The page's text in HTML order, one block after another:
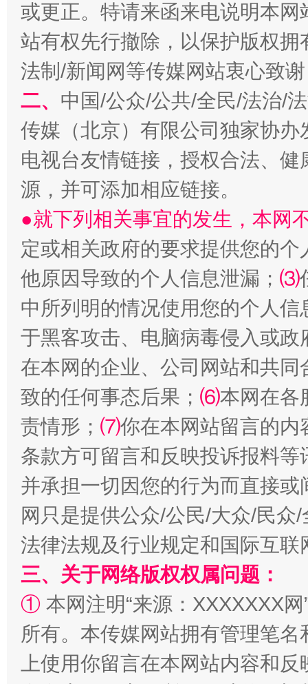
揭开“小金库”的免责幌子
受贿1.44亿！段成刚被判无期 从幼
全民健身五年计划来了！等你上场
阿坝州三大球赛在茂县开幕 规模
或更正。特请来函来电说明本
站有权先行撤除，以保护版权
法制/新闻网等传媒网站衷心致
二、 中国/公众/公共/全民/法治/
传媒（北京）有限公司独家协
电视台友情链接，授权合法、
源，并可添加相应链接。
●就下列相关事宜的发生，本网
定或相关政府的要求提供您的个
他原因导致的个人信息泄漏； ⑶
中所列明的情况使用您的个人
于黑客攻击、电脑病毒侵入或
在本网的企业、公司网站和共
致的任何事态后果； ⑹本网在各
责情形； ⑺你在本网站留言的内
条款方可留言和反映投诉报料
并承担一切因您的行为而直接
网只是提供公众/公民/大众/民
法律法规及行业规定和国际互
三、关于网络版权权属问题：
① 本网注明“来源：XXXXXXX
所有。本传媒网站拥有管理笔
上使用你留言在本网站内容和